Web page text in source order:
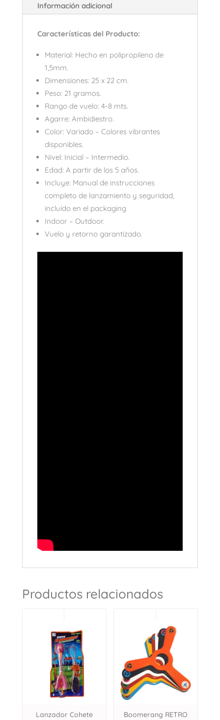
Información adicional
Características del Producto:
Material: Hecho en polipropileno de
1,5mm.
Dimensiones: 25 x 22 cm.
Peso: 21 gramos.
Rango de vuelo: 4-8 mts.
Agarre: Ambidiestro.
Color: Variado – Colores vibrantes
disponibles.
Nivel: Inicial – Intermedio.
Edad: A partir de los 5 años.
Incluye: Manual de instrucciones
completo de lanzamiento y seguridad,
incluído en el packaging
Indoor – Outdoor.
Vuelo y retorno garantizado.
Productos relacionados
Lanzador Cohete
Boomerang RETRO